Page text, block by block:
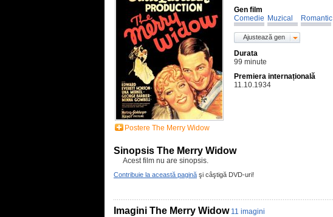
Postere The Merry Widow
Gen film
Comedie Muzical Romantic
Ajustează gen
Durata
99 minute
Premiera internațională
11.10.1934
Sinopsis The Merry Widow
Acest film nu are sinopsis.
Contribuie la această pagină şi câştigă DVD-uri!
Imagini The Merry Widow 11 imagini